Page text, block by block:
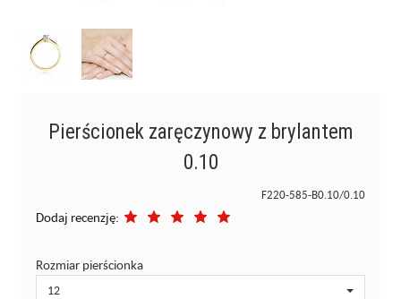
Pierścionek zaręczynowy z brylantem
0.10
F220-585-B0.10/0.10
Dodaj recenzję:
Rozmiar pierścionka
12